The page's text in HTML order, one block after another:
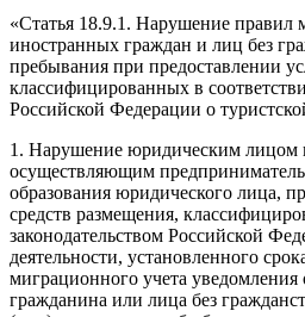
«Статья 18.9.1. Нарушение правил
иностранных граждан и лиц без
пребывания при предоставлении
классифицированных в
Российской Федерации о
1. Нарушение юридическим лицом
осуществляющим
образования юридического лица,
средств размещения,
законодательством Российской
деятельности, установленного
миграционного учета
гражданина или лица без